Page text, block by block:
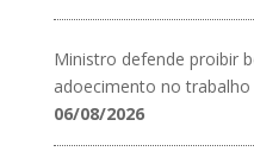
Ministro defende proibir
adoecimento no trabalho
06/08/2026